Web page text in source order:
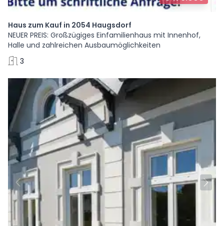
Haus zum Kauf in 2054 Haugsdorf
NEUER PREIS: Großzügiges Einfamilienhaus mit Innenhof,
Halle und zahlreichen Ausbaumöglichkeiten
3